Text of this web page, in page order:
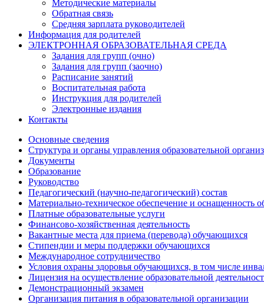
Методические материалы
Обратная связь
Средняя зарплата руководителей
Информация для родителей
ЭЛЕКТРОННАЯ ОБРАЗОВАТЕЛЬНАЯ СРЕДА
Задания для групп (очно)
Задания для групп (заочно)
Расписание занятий
Воспитательная работа
Инструкция для родителей
Электронные издания
Контакты
Основные сведения
Структура и органы управления образовательной
Документы
Образование
Руководство
Педагогический (научно-педагогический) состав
Материально-техническое обеспечение и оснащенность
Платные образовательные услуги
Финансово-хозяйственная деятельность
Вакантные места для приема (перевода) обучающихся
Стипендии и меры поддержки обучающихся
Международное сотрудничество
Условия охраны здоровья обучающихся, в том числе
Лицензия на осуществление образовательной
Демонстрационный экзамен
Организация питания в образовательной организации